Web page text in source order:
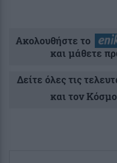
Ακολουθήστε το
και μάθετε
Δείτε όλες τις
και τον